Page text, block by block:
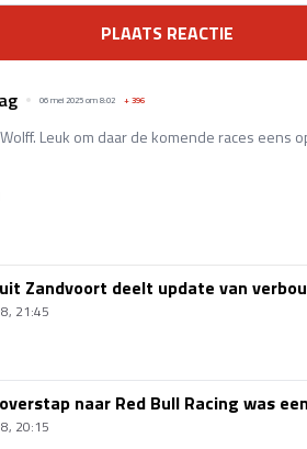
PLAATS REACTIE
06 mei 2025 om 8:02 +396
Leuk om daar de komende races eens
Zandvoort deelt update van
21:45
naar Red Bull Racing was
20:15